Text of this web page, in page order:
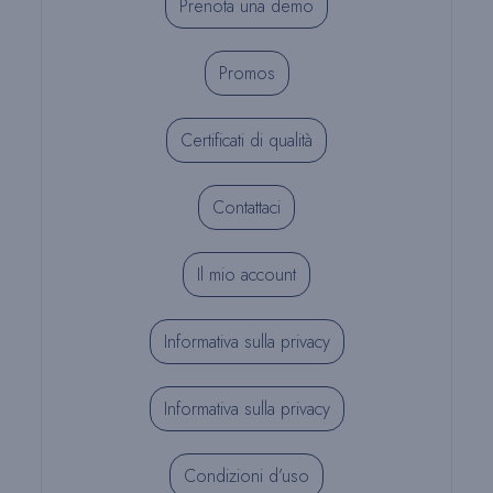
Prenota una demo
Promos
Certificati di qualità
Contattaci
Il mio account
Informativa sulla privacy
Informativa sulla privacy
Condizioni d’uso